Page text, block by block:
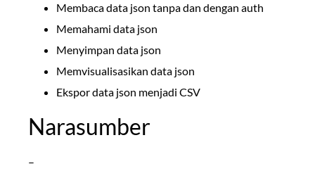
Membaca data json tanpa dan dengan auth
Memahami data json
Menyimpan data json
Memvisualisasikan data json
Ekspor data json menjadi CSV
Narasumber
–